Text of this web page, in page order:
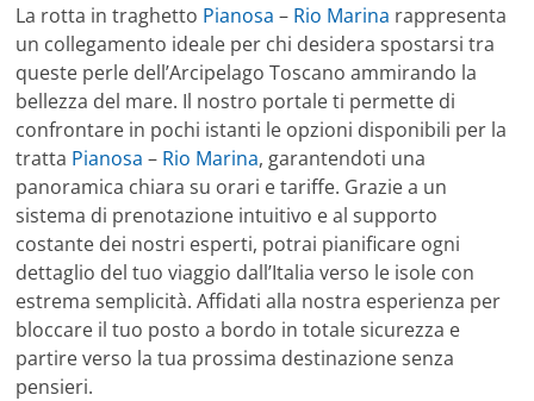
La rotta in traghetto Pianosa – Rio Marina rappresenta
un collegamento ideale per chi desidera spostarsi tra
queste perle dell’Arcipelago Toscano ammirando la
bellezza del mare. Il nostro portale ti permette di
confrontare in pochi istanti le opzioni disponibili per la
tratta Pianosa – Rio Marina, garantendoti una
panoramica chiara su orari e tariffe. Grazie a un
sistema di prenotazione intuitivo e al supporto
costante dei nostri esperti, potrai pianificare ogni
dettaglio del tuo viaggio dall’Italia verso le isole con
estrema semplicità. Affidati alla nostra esperienza per
bloccare il tuo posto a bordo in totale sicurezza e
partire verso la tua prossima destinazione senza
pensieri.